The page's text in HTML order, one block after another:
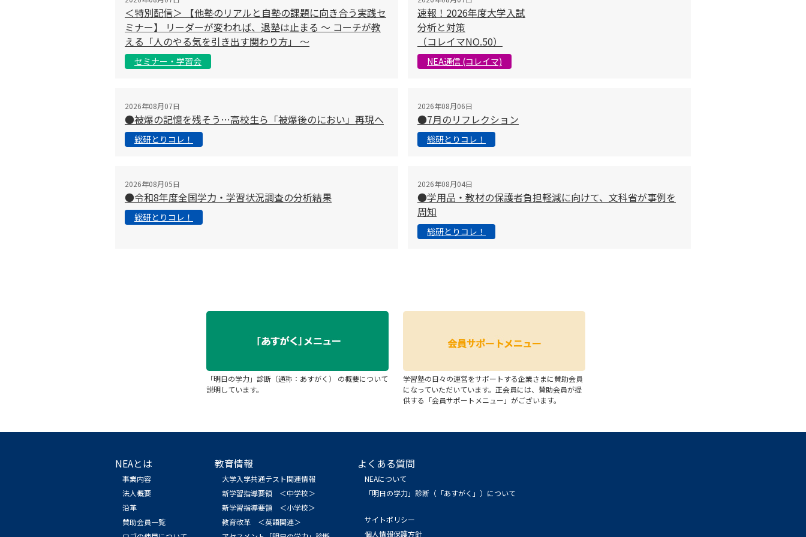
＜特別配信＞ 【他塾のリアルと自塾の課題に向き合う実践セ
ミナー】 リーダーが変われば、退塾は止まる 〜 コーチが教
える「人のやる気を引き出す関わり方」 〜
セミナー・学習会
速報！2026年度大学入試
分析と対策
（コレイマNO.50）
NEA通信 (コレイマ)
2026年08月07日
●被爆の記憶を残そう…高校生ら「被爆後のにおい」再現へ
総研とりコレ！
2026年08月06日
●7月のリフレクション
総研とりコレ！
2026年08月05日
●令和8年度全国学力・学習状況調査の分析結果
総研とりコレ！
2026年08月04日
●学用品・教材の保護者負担軽減に向けて、文科省が事例を
周知
総研とりコレ！
「明日の学力」診断（通称：あすがく） の概要について
説明しています。
学習塾の日々の運営をサポートする企業さまに賛助会員
になっていただいています。正会員には、賛助会員が提
供する「会員サポートメニュー」がございます。
NEAとは
事業内容
法人概要
沿革
賛助会員一覧
教育情報
大学入学共通テスト関連情報
新学習指導要領 ＜中学校＞
新学習指導要領 ＜小学校＞
教育改革 ＜英語関連＞
よくある質問
NEAについて
「明日の学力」診断（「あすがく」）について
サイトポリシー
個人情報保護方針